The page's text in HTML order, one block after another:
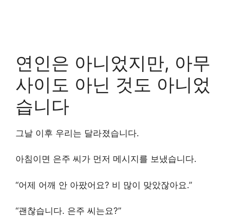
연인은 아니었지만, 아무
사이도 아닌 것도 아니었
습니다
그날 이후 우리는 달라졌습니다.
아침이면 은주 씨가 먼저 메시지를 보냈습니다.
“어제 어깨 안 아팠어요? 비 많이 맞았잖아요.”
“괜찮습니다. 은주 씨는요?”